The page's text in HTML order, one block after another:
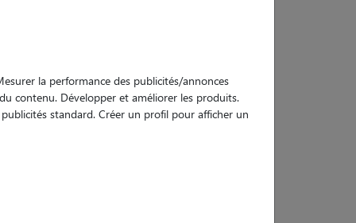
garanties
la performance des publicités/annonces
contenu. Développer et améliorer les produits.
standard. Créer un profil pour afficher un